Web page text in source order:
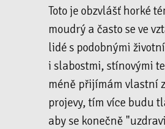
Toto je obzvlášť horké
moudrý a často se ve
lidé s podobnými
i slabostmi, stínovými
méně přijímám vlastní
projevy, tím více budu
aby se konečně